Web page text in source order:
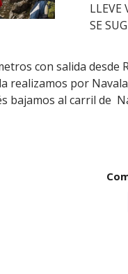
LLEVE
SE
con salida desde
realizamos por
bajamos al carril de